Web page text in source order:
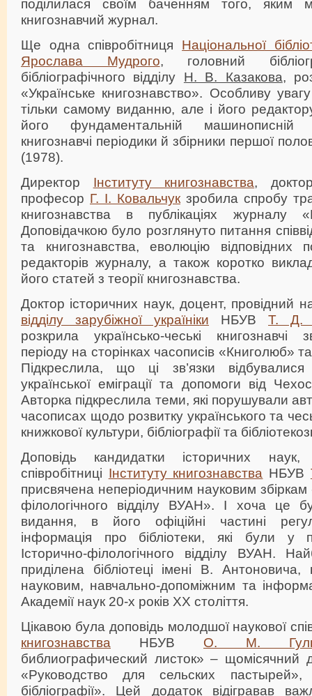
поділилася своїм баченням того, яким
книгознавчий журнал.
Ще одна співробітниця Національної
Ярослава Мудрого, головний
бібліографічного відділу Н. В. Казакова,
«Українське книгознавство». Особливу
тільки самому виданню, але і його
його фундаментальній машинописній
книгознавчі періодики й збірники першої
(1978).
Директор Інституту книгознавства,
професор Г. І. Ковальчук зробила спробу
книгознавства в публікаціях журналу
Доповідачкою було розглянуто питання
та книгознавства, еволюцію відповідних
редакторів журналу, а також коротко
його статей з теорії книгознавства.
Доктор історичних наук, доцент, провідний
відділу зарубіжної україніки НБУВ Т. Д.
розкрила українсько-чеські книгознавчі
періоду на сторінках часописів «Книголюб»
Підкреслила, що ці зв’язки
української еміграції та допомоги від
Авторка підкреслила теми, які порушували
часописах щодо розвитку українського та
книжкової культури, бібліографії та
Доповідь кандидатки історичних наук,
співробітниці Інституту книгознавства НБУВ
присвячена неперіодичним науковим збіркам
філологічного відділу ВУАН». І хоча це
видання, в його офіційні частині
інформація про бібліотеки, які були у
Історично-філологічного відділу ВУАН.
приділена бібліотеці імені В.
науковим, навчально-допоміжним та
Академії наук 20-х років ХХ століття.
Цікавою була доповідь молодшої наукової
книгознавства НБУВ О. М.
библиографический листок» – щомісячний
«Руководство для сельских пастырей»,
бібліографії». Цей додаток відігравав